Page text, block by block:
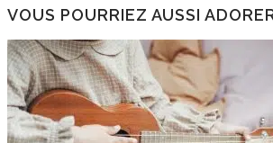
VOUS POURRIEZ AUSSI